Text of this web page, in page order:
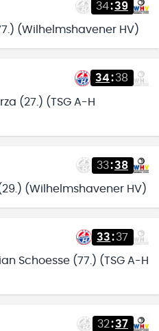
34:39
(Wilhelmshavener HV)
34:38
(27.) (TSG A-H
33:38
(Wilhelmshavener HV)
33:37
Schoesse (77.) (TSG A-H
32:37